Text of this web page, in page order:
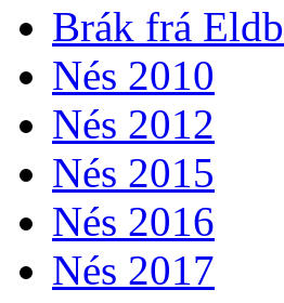
Brák frá
Nés 2010
Nés 2012
Nés 2015
Nés 2016
Nés 2017